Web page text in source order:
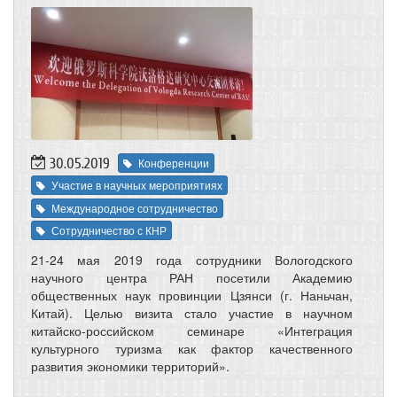
30.05.2019
Конференции
Участие в научных мероприятиях
Международное сотрудничество
Сотрудничество с КНР
21-24 мая 2019 года сотрудники Вологодского
научного центра РАН посетили Академию
общественных наук провинции Цзянси (г. Наньчан,
Китай). Целью визита стало участие в научном
китайско-российском семинаре «Интеграция
культурного туризма как фактор качественного
развития экономики территорий».